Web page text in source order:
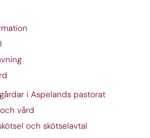
i Aspelands pastorat
vård
och skötselavtal